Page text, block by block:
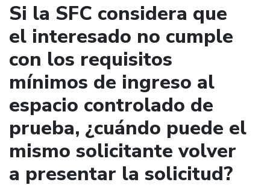
Si la SFC considera que
el interesado no cumple
con los requisitos
mínimos de ingreso al
espacio controlado de
prueba, ¿cuándo puede el
mismo solicitante volver
a presentar la solicitud?